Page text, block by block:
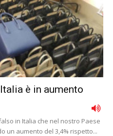
è in aumento
in Italia che nel nostro Paese
un aumento del 3,4% rispetto...